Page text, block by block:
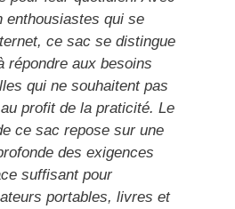
enthousiastes qui se
ce sac se distingue
répondre aux besoins
qui ne souhaitent pas
profit de la praticité. Le
ce sac repose sur une
des exigences
suffisant pour
portables, livres et